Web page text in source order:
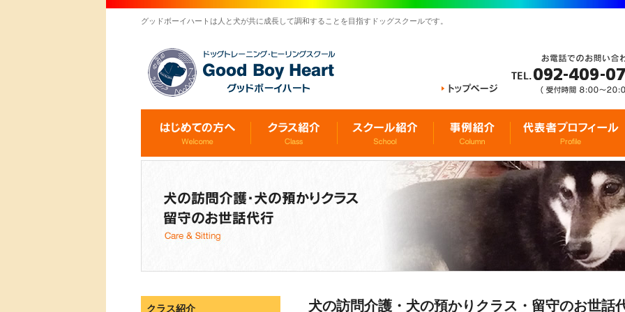
グッドボーイハートは人と犬が共に成長して調和することを目指すドッグスクールです。
クラス紹介 犬の訪問介護・犬の預かりクラス・留守のお世話